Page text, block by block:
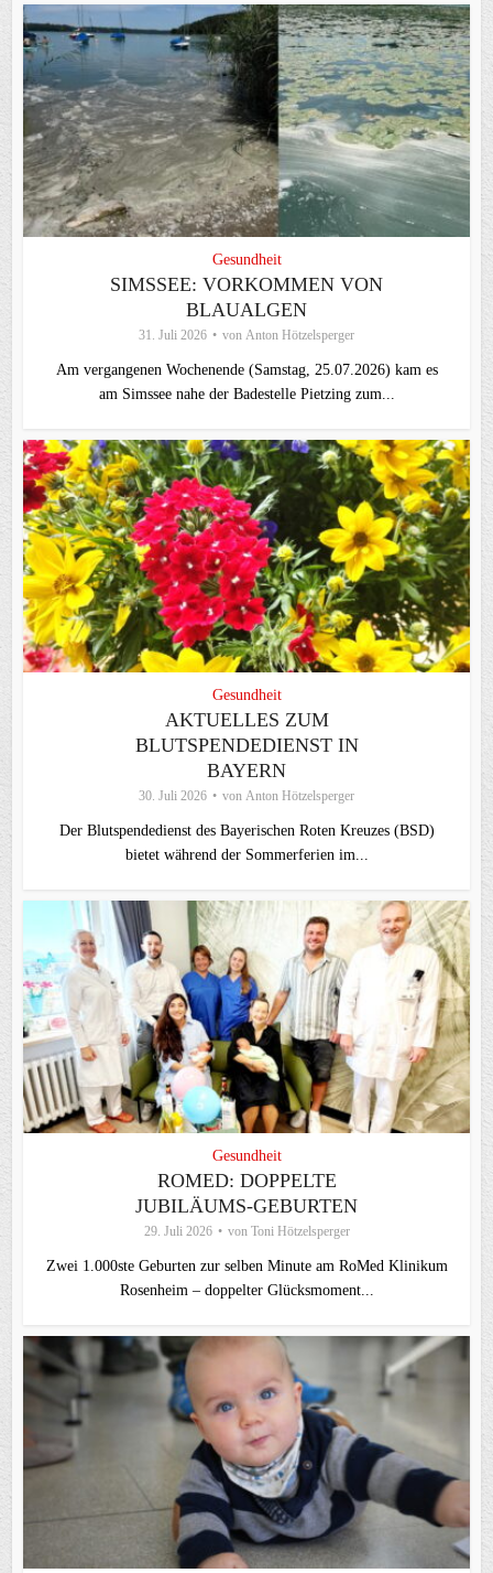
Gesundheit
SIMSSEE: VORKOMMEN VON
BLAUALGEN
31. Juli 2026 von Anton Hötzelsperger
Am vergangenen Wochenende (Samstag, 25.07.2026) kam es
am Simssee nahe der Badestelle Pietzing zum...
Gesundheit
AKTUELLES ZUM
BLUTSPENDEDIENST IN
BAYERN
30. Juli 2026 von Anton Hötzelsperger
Der Blutspendedienst des Bayerischen Roten Kreuzes (BSD)
bietet während der Sommerferien im...
Gesundheit
ROMED: DOPPELTE
JUBILÄUMS-GEBURTEN
29. Juli 2026 von Toni Hötzelsperger
Zwei 1.000ste Geburten zur selben Minute am RoMed Klinikum
Rosenheim – doppelter Glücksmoment...